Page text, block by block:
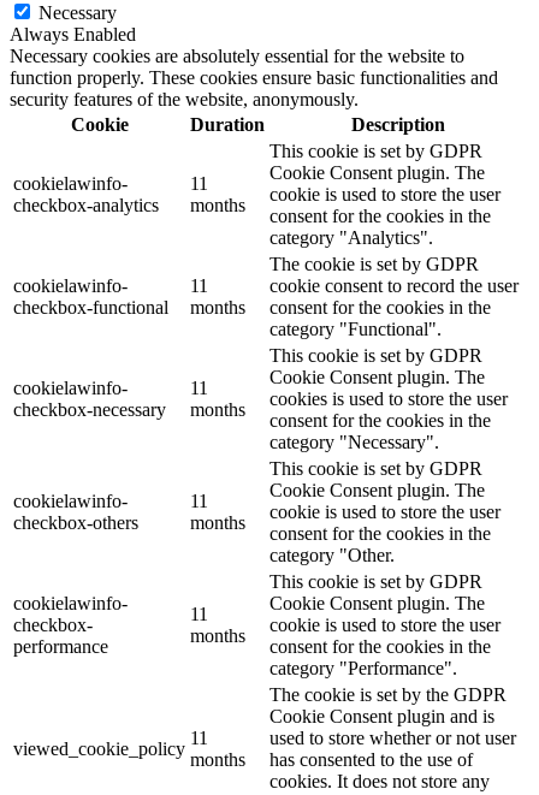
Necessary
Always Enabled
Necessary cookies are absolutely essential for the website to
function properly. These cookies ensure basic functionalities and
security features of the website, anonymously.
Cookie
Duration Description
cookielawinfo-
checkbox-analytics
11
months
This cookie is set by GDPR
Cookie Consent plugin. The
cookie is used to store the user
consent for the cookies in the
category "Analytics".
cookielawinfo-
checkbox-functional
11
months
The cookie is set by GDPR
cookie consent to record the user
consent for the cookies in the
category "Functional".
cookielawinfo-
checkbox-necessary
11
months
This cookie is set by GDPR
Cookie Consent plugin. The
cookies is used to store the user
consent for the cookies in the
category "Necessary".
cookielawinfo-
checkbox-others
11
months
This cookie is set by GDPR
Cookie Consent plugin. The
cookie is used to store the user
consent for the cookies in the
category "Other.
cookielawinfo-
checkbox-
performance
11
months
This cookie is set by GDPR
Cookie Consent plugin. The
cookie is used to store the user
consent for the cookies in the
category "Performance".
viewed_cookie_policy
11
months
The cookie is set by the GDPR
Cookie Consent plugin and is
used to store whether or not user
has consented to the use of
cookies. It does not store any